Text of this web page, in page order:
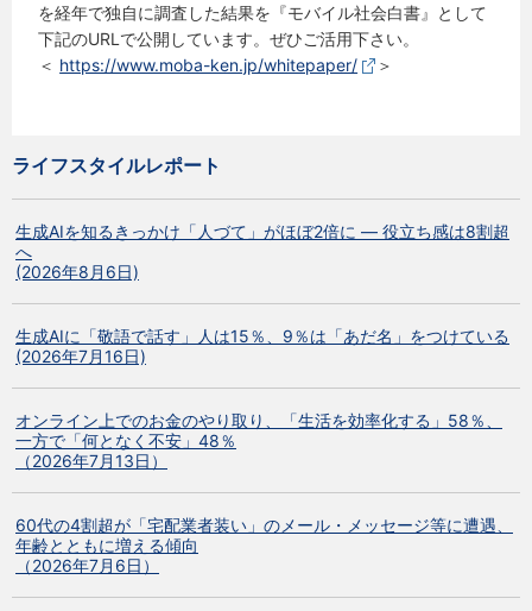
を経年で独自に調査した結果を『モバイル社会白書』として
下記のURLで公開しています。ぜひご活用下さい。
＜ https://www.moba-ken.jp/whitepaper/ ＞
ライフスタイルレポート
生成AIを知るきっかけ「人づて」がほぼ2倍に ― 役立ち感は8割超
へ
(2026年8月6日)
生成AIに「敬語で話す」人は15％、9％は「あだ名」をつけている
(2026年7月16日)
オンライン上でのお金のやり取り、「生活を効率化する」58％、
一方で「何となく不安」48％
（2026年7月13日）
60代の4割超が「宅配業者装い」のメール・メッセージ等に遭遇、
年齢とともに増える傾向
（2026年7月6日）